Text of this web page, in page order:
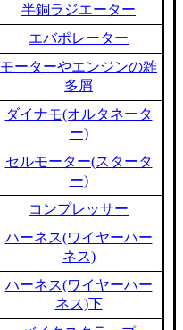
半銅ラジエーター
エバポレーター
モーターやエンジンの雑
多屑
ダイナモ(オルタネータ
ー)
セルモーター(スタータ
ー)
コンプレッサー
ハーネス(ワイヤーハー
ネス)
ハーネス(ワイヤーハー
ネス)下